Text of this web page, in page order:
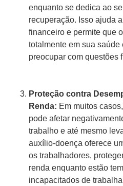
enquanto se dedica ao
recuperação. Isso ajuda
financeiro e permite que
totalmente em sua saúde
preocupar com questões
Proteção contra
Renda: Em muitos
pode afetar
trabalho e até mesmo
auxílio-doença oferece
os trabalhadores,
renda enquanto estão
incapacitados de